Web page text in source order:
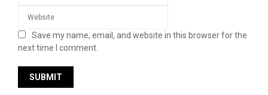
Save my name, email, and website in this browser for the
next time I comment.